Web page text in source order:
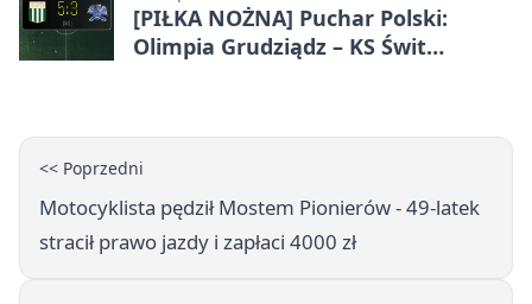
[PIŁKA NOŻNA] Puchar Polski:
Olimpia Grudziądz – KS Świt
<< Poprzedni
Motocyklista pędził Mostem Pionierów - 49-latek
stracił prawo jazdy i zapłaci 4000 zł